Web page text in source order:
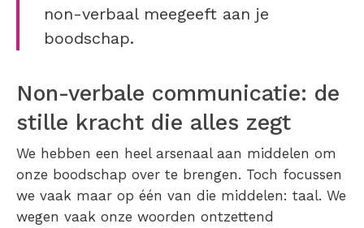
non-verbaal meegeeft aan je
boodschap.
Non-verbale communicatie: de
stille kracht die alles zegt
We hebben een heel arsenaal aan middelen om
onze boodschap over te brengen. Toch focussen
we vaak maar op één van die middelen: taal. We
wegen vaak onze woorden ontzettend